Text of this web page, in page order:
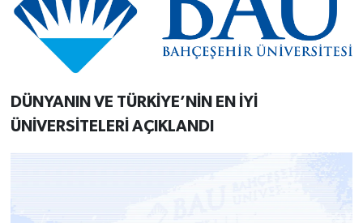
DÜNYANIN VE TÜRKİYE’NİN EN İYİ
ÜNİVERSİTELERİ AÇIKLANDI